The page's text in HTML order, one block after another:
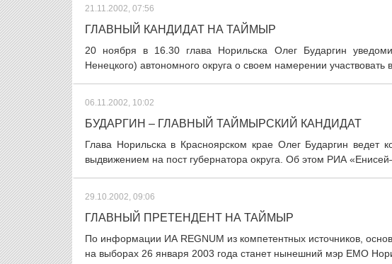
21.11.2002, 07:56
ГЛАВНЫЙ КАНДИДАТ НА ТАЙМЫР
20 ноября в 16.30 глава Норильска Олег Бударгин
Ненецкого) автономного округа о своем намерении участвовать
06.11.2002, 10:02
БУДАРГИН – ГЛАВНЫЙ ТАЙМЫРСКИЙ КАНДИДАТ
Глава Норильска в Красноярском крае Олег Бударгин ведет
выдвижением на пост губернатора округа. Об этом РИА
29.10.2002, 09:06
ГЛАВНЫЙ ПРЕТЕНДЕНТ НА ТАЙМЫР
По информации ИА REGNUM из компетентных источников,
на выборах 26 января 2003 года станет нынешний мэр ЕМО